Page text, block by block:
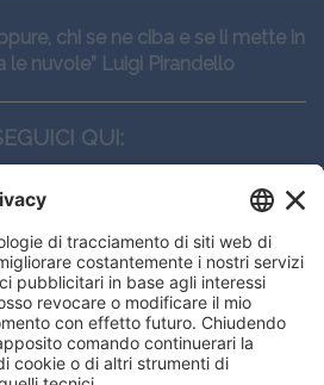
chi se ne ciba e se li mette in
le nuvole” Luigi Pirandello
QUI:
CONTATTI
Edi.Ermes srl
21 - 20134, Milano